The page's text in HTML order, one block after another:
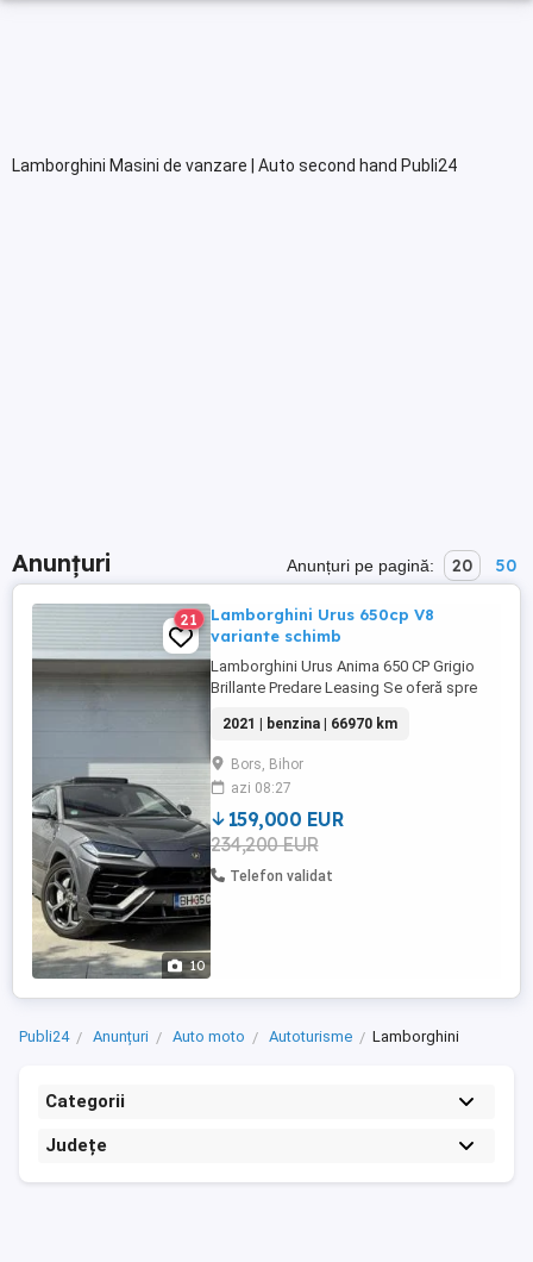
Lamborghini Masini de vanzare | Auto second hand Publi24
Anunțuri Anunțuri pe pagină: 20 50
10
21
Lamborghini Urus 650cp V8
variante schimb
Lamborghini Urus Anima 650 CP Grigio
Brillante Predare Leasing Se oferă spre
Urus Anima, an fabricație 2021, într-o
configurație elegantă și completă, finisată
în culoarea originală Grigio Brillante.
Autovehiculul a fost adus în România în
septembrie 2022 ...
2021 | benzina | 66970 km
Bors, Bihor
azi 08:27
159,000 EUR
234,200 EUR
Telefon validat
Publi24 Anunțuri Auto moto Autoturisme Lamborghini
Categorii
Județe